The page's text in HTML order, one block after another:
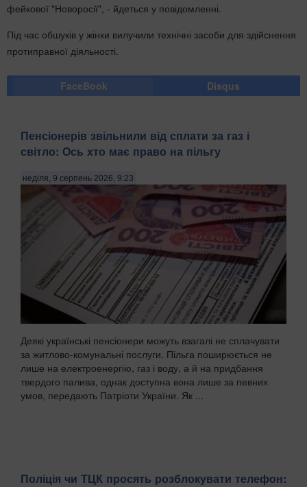
фейкової "Новоросії", - йдеться у повідомленні.
Під час обшуків у жінки вилучили технічні засоби для здійснення
протиправної діяльності.
FaceBook Disqus
Пенсіонерів звільнили від сплати за газ і
світло: Ось хто має право на пільгу
неділя, 9 серпень 2026, 9:23
Деякі українські пенсіонери можуть взагалі не сплачувати
за житлово-комунальні послуги. Пільга поширюється не
лише на електроенергію, газ і воду, а й на придбання
твердого палива, однак доступна вона лише за певних
умов, передають Патріоти України. Як ...
Поліція чи ТЦК просять розблокувати телефон: